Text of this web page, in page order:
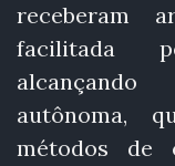
receberam
facilitada
autônoma,
métodos de